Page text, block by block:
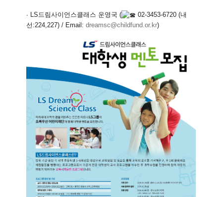
∙ LS드림사이언스클래스 운영국 (
02-3453-6720 (내
선:224,227) / Email: dreamsc@childfund.or.kr)